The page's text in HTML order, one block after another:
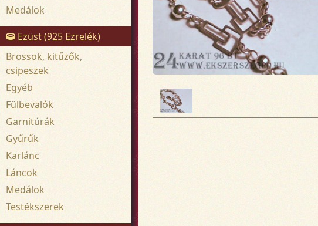
Medálok
Ezüst (925 Ezrelék)
Brossok, kitűzők,
csipeszek
Egyéb
Fülbevalók
Garnitúrák
Gyűrűk
Karlánc
Láncok
Medálok
Testékszerek